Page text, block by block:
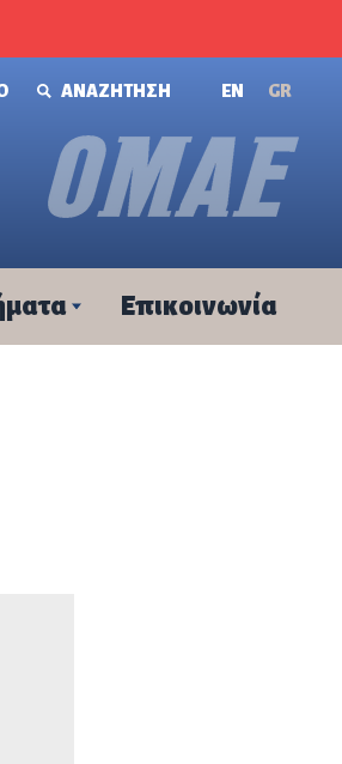
ΑΝΑΖΗΤΗΣΗ ΕΝ GR
Επικοινωνία